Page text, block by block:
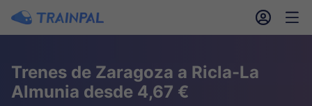
󱎓 󱒨
Trenes de Zaragoza a Ricla-La
Almunia desde 4,67 €